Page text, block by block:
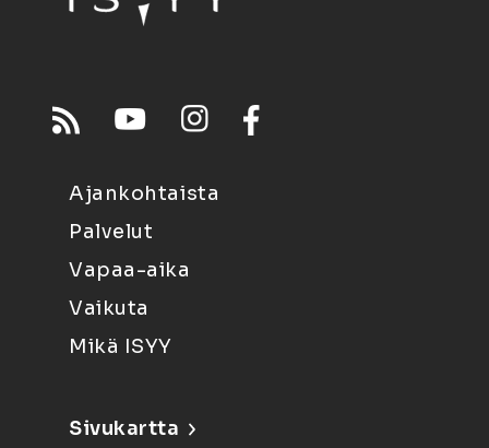
Ajankohtaista
Palvelut
Vapaa-aika
Vaikuta
Mikä ISYY
Sivukartta